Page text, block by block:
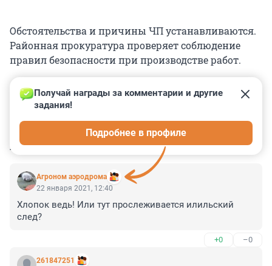
Обстоятельства и причины ЧП устанавливаются.
Районная прокуратура проверяет соблюдение
правил безопасности при производстве работ.
КОММЕНТАРИИ 2
Агроном аэродрома
Получай награды за комментарии и другие
задания!
Подробнее в профиле
22 января 2021, 12:40
Хлопок ведь! Или тут прослеживается илильский
след?
+0 –0
261847251